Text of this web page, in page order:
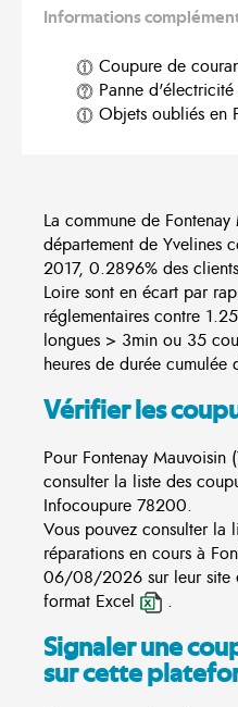
Informations
Coupure de
Panne
Objets oubliés en
La commune de
département de Yvelines
2017, 0.2896% des
Loire sont en écart par
réglementaires contre
longues > 3min ou 35
heures de durée cumulée
Vérifier les
Pour Fontenay Mauvoisin
consulter la liste des
Infocoupure 78200.
Vous pouvez consulter la
réparations en cours à
06/08/2026 sur leur site
format Excel
.
Signaler une
sur cette